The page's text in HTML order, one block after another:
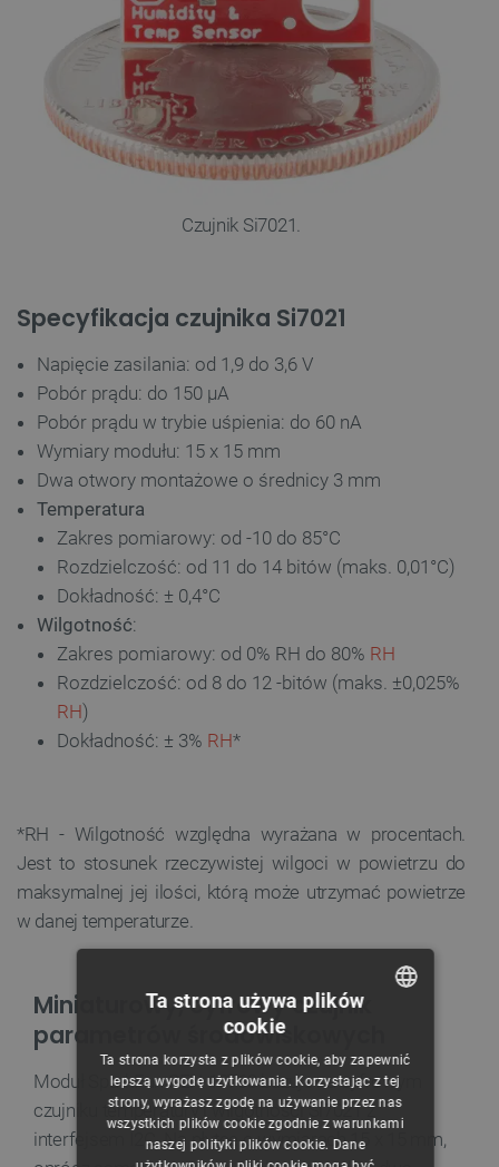
Czujnik Si7021.
Specyfikacja czujnika Si7021
Napięcie zasilania: od 1,9 do 3,6 V
Pobór prądu: do 150 μA
Pobór prądu w trybie uśpienia: do 60 nA
Wymiary modułu: 15 x 15 mm
Dwa otwory montażowe o średnicy 3 mm
Temperatura
Zakres pomiarowy: od -10 do 85°C
Rozdzielczość: od 11 do 14 bitów (maks. 0,01°C)
Dokładność: ± 0,4°C
Wilgotność:
Zakres pomiarowy: od 0% RH do 80% RH
Rozdzielczość: od 8 do 12 -bitów (maks. ±0,025%
RH)
Dokładność: ± 3% RH*
*RH - Wilgotność względna wyrażana w procentach.
Jest to stosunek rzeczywistej wilgoci w powietrzu do
maksymalnej jej ilości, którą może utrzymać powietrze
w danej temperaturze.
Miniaturowy, cyfrowy czujnik
parametrów środowiskowych
Moduł SparkFun SEN-13763 bazuje na cyfrowym
czujniku temperatury i wilgotności Si7021 z
interfejsem I2C. Na płytce o wymiarach 15 x 15 mm,
CZECH
ENGLISH
GERMAN
Ta strona używa plików
cookie
Ta strona korzysta z plików cookie, aby zapewnić
lepszą wygodę użytkowania. Korzystając z tej
strony, wyrażasz zgodę na używanie przez nas
wszystkich plików cookie zgodnie z warunkami
naszej polityki plików cookie. Dane